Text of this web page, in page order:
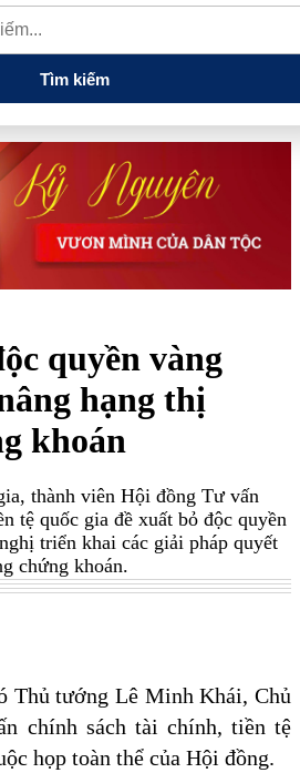
Quốc hội tiếp tục thảo luận về
lĩnh vực tài chính, ngân hàng
Tìm kiếm
quyền vàng
hạng thị
khoán
thành viên Hội đồng Tư vấn
tệ quốc gia đề xuất bỏ độc quyền
triển khai các giải pháp quyết
chứng khoán.
Thủ tướng Lê Minh Khái, Chủ
chính sách tài chính, tiền tệ
họp toàn thể của Hội đồng.